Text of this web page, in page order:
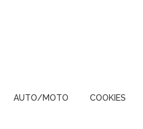
AUTO/MOTO COOKIES